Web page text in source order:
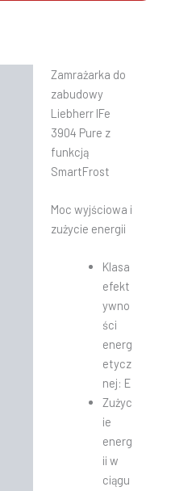
Zamrażarka do
zabudowy
Liebherr IFe
3904 Pure z
funkcją
SmartFrost
Moc wyjściowa i
zużycie energii
Klasa
efekt
ywno
ści
energ
etycz
nej: E
Zużyc
ie
energ
ii w
ciągu